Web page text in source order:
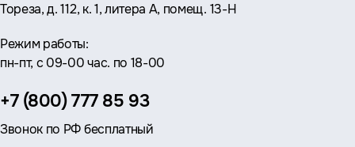
Тореза, д. 112, к. 1, литера А, помещ. 13-Н
Режим работы:
пн-пт, с 09-00 час. по 18-00
Телефон:
+7 (800) 777 85 93
Звонок по РФ бесплатный